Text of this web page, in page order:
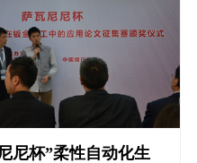
尼杯”柔性自动化生